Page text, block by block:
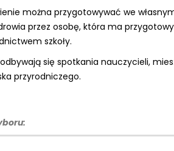
można przygotowywać we
przez osobę, która ma
szkoły.
się spotkania nauczycieli,
przyrodniczego.